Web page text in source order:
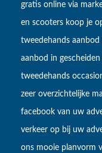
gratis online via
en scooters koop je
tweedehands
aanbod in
tweedehands
zeer overzichtelijke
facebook van uw
verkeer op bij uw
ons mooie planvorm